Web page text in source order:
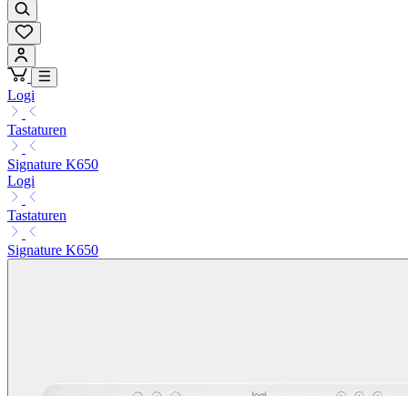
Logi
Tastaturen
Signature K650
Logi
Tastaturen
Signature K650